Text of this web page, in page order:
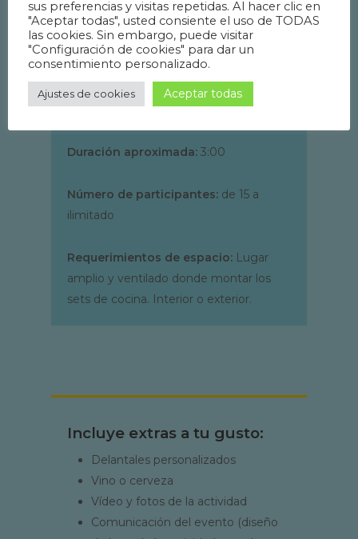
Motivación
Comunicación
Roles de equipo
Mejora de las relaciones
interpersonales
Diversión
Duración aproximada:3:00
Número de participantes: de 15 a
ilimitado
Requerimientos de espacio: Lugar
amplio y ventilado donde montar los
sets de cocina. Interior o exterior.
Incluye extras a tu gusto:
Delantales personalizados
Vino o cerveza
Vídeo y fotos de la actividad
Comunicación del evento (diseño
sus preferencias y visitas repetidas. Al hacer clic en
"Aceptar todas", usted consiente el uso de TODAS
las cookies. Sin embargo, puede visitar
"Configuración de cookies" para dar un
consentimiento personalizado.
Ajustes de cookies Aceptar todas